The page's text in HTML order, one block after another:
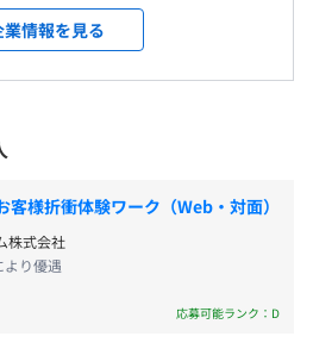
代、報奨金
考慮致します。
事項
日、その後も毎月1日ずつ付
付与され合計10日間
の内容
験料、書籍代の購入代金、
定した経営基盤を構築してい
クスタイル変革」「業務改
クラウドを用いたサービス
ト マニュアル・eラーニング
」は累計3000社以上が導入し
新技術・新製品賞ソフトウ
を受賞しました。 「Dojoナ
技術・新製品賞」におい
構理事長賞を受賞しまし
ト管理ソフトの「Time Krei」
業情報を見る
様折衝体験ワーク（Web・対面）
株式会社
り優遇
応募可能ランク：D